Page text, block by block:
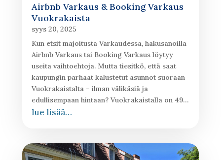
Airbnb Varkaus & Booking Varkaus
Vuokrakaista
syys 20, 2025
Kun etsit majoitusta Varkaudessa, hakusanoilla
Airbnb Varkaus tai Booking Varkaus löytyy
useita vaihtoehtoja. Mutta tiesitkö, että saat
kaupungin parhaat kalustetut asunnot suoraan
Vuokrakaistalta – ilman välikäsiä ja
edullisempaan hintaan? Vuokrakaistalla on 49…
lue lisää…